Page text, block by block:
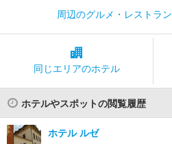
周辺のグルメ・レストラ
同じエリアのホテル
ホテルやスポットの閲覧履歴
ホテル ルゼ